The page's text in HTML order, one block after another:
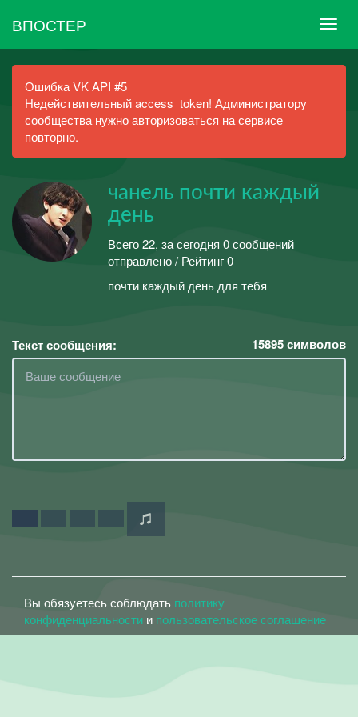
ВПОСТЕР
Ошибка VK API #5
Недействительный access_token! Администратору
сообщества нужно авторизоваться на сервисе
повторно.
чанель почти каждый
день
Всего 22, за сегодня 0 сообщений
отправлено / Рейтинг 0
почти каждый день для тебя
Текст сообщения: 15895символов
Вы обязуетесь соблюдать политику
конфиденциальности и пользовательское соглашение